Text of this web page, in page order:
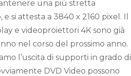
una più stretta
si attesta a 3840 x 2160 pixel. Il
e videoproiettori 4K sono già
nel corso del prossimo anno.
l’uscita di supporti in grado di
DVD Video possono